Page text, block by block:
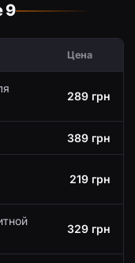
9
Цена
289 грн
389 грн
219 грн
329 грн